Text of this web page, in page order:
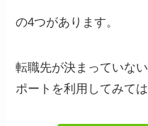
の4つがあります。
転職先が決まっていな
ポートを利用してみて